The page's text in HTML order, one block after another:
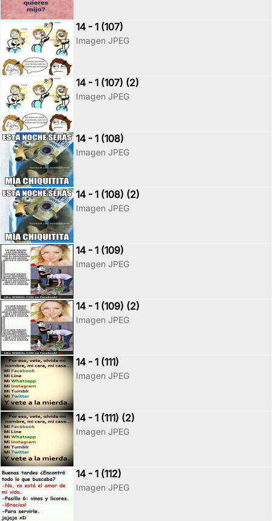
14 - 1 (107)
Imagen JPEG
14 - 1 (107) (2)
Imagen JPEG
14 - 1 (108)
Imagen JPEG
14 - 1 (108) (2)
Imagen JPEG
14 - 1 (109)
Imagen JPEG
14 - 1 (109) (2)
Imagen JPEG
14 - 1 (111)
Imagen JPEG
14 - 1 (111) (2)
Imagen JPEG
14 - 1 (112)
Imagen JPEG